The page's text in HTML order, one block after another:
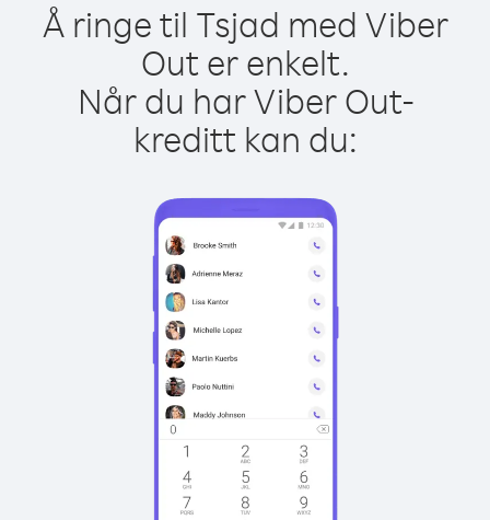
Å ringe til Tsjad med Viber
Out er enkelt.
Når du har Viber Out-
kreditt kan du: